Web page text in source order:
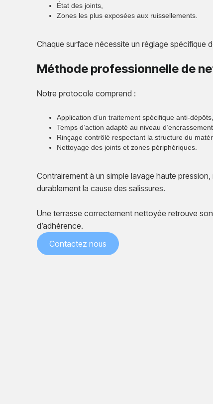
État des joints,
Zones les plus exposées aux ruissellements.
Chaque surface nécessite un réglage spécifique
Méthode professionnelle de
Notre protocole comprend :
Application d’un traitement spécifique anti-dépôts,
Temps d’action adapté au niveau d’encrassement,
Rinçage contrôlé respectant la structure du
Nettoyage des joints et zones périphériques.
Contrairement à un simple lavage haute
durablement la cause des salissures.
Une terrasse correctement nettoyée retrouve
d’adhérence.
Contactez nous